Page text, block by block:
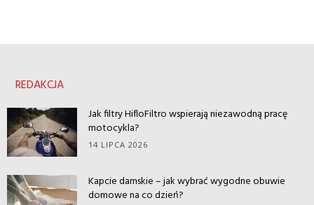
REDAKCJA
Jak filtry HifloFiltro wspierają niezawodną pracę
motocykla?
14 LIPCA 2026
Kapcie damskie – jak wybrać wygodne obuwie
domowe na co dzień?